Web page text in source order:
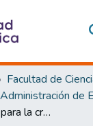
Administración de
Plan de negocios para la creación de una empresa de servicios en comunicación integradas de marketing, en la ciudad de Guaranda provincia de Bolívar.